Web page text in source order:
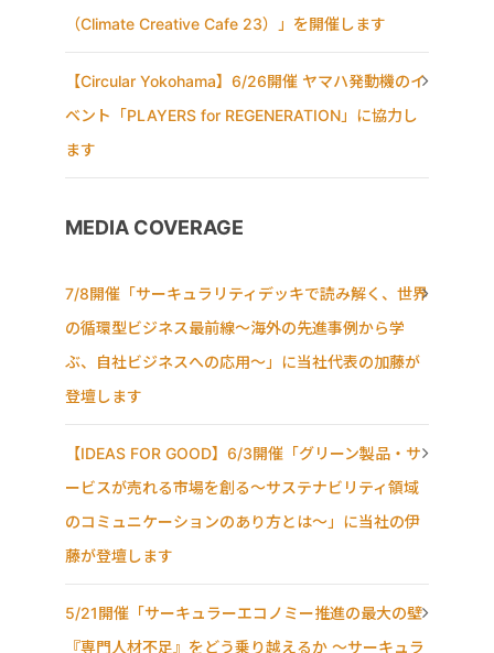
（Climate Creative Cafe 23）」を開催します
【Circular Yokohama】6/26開催 ヤマハ発動機のイ
ベント「PLAYERS for REGENERATION」に協力し
ます
MEDIA COVERAGE
7/8開催「サーキュラリティデッキで読み解く、世界
の循環型ビジネス最前線〜海外の先進事例から学
ぶ、自社ビジネスへの応用〜」に当社代表の加藤が
登壇します
【IDEAS FOR GOOD】6/3開催「グリーン製品・サ
ービスが売れる市場を創る〜サステナビリティ領域
のコミュニケーションのあり方とは〜」に当社の伊
藤が登壇します
5/21開催「サーキュラーエコノミー推進の最大の壁
『専門人材不足』をどう乗り越えるか ～サーキュラ